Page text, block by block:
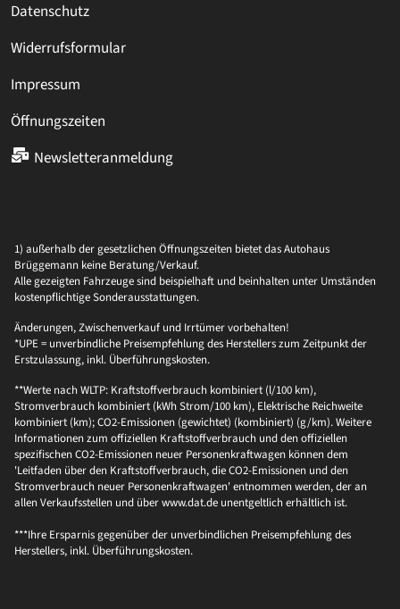
Datenschutz
Widerrufsformular
Impressum
Öffnungszeiten
Newsletteranmeldung
1) außerhalb der gesetzlichen Öffnungszeiten bietet das Autohaus
Brüggemann keine Beratung/Verkauf.
Alle gezeigten Fahrzeuge sind beispielhaft und beinhalten unter Umständen
kostenpflichtige Sonderausstattungen.
Änderungen, Zwischenverkauf und Irrtümer vorbehalten!
*UPE = unverbindliche Preisempfehlung des Herstellers zum Zeitpunkt der
Erstzulassung, inkl. Überführungskosten.
**Werte nach WLTP: Kraftstoffverbrauch kombiniert (l/100 km),
Stromverbrauch kombiniert (kWh Strom/100 km), Elektrische Reichweite
kombiniert (km); CO2-Emissionen (gewichtet) (kombiniert) (g/km). Weitere
Informationen zum offiziellen Kraftstoffverbrauch und den offiziellen
spezifischen CO2-Emissionen neuer Personenkraftwagen können dem
'Leitfaden über den Kraftstoffverbrauch, die CO2-Emissionen und den
Stromverbrauch neuer Personenkraftwagen' entnommen werden, der an
allen Verkaufsstellen und über www.dat.de unentgeltlich erhältlich ist.
***Ihre Ersparnis gegenüber der unverbindlichen Preisempfehlung des
Herstellers, inkl. Überführungskosten.